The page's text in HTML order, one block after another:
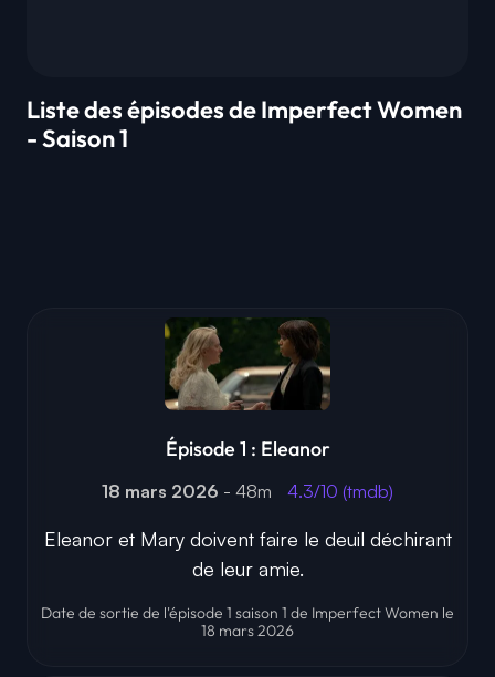
Liste des épisodes de Imperfect Women
- Saison 1
Épisode 1 : Eleanor
18 mars 2026 - 48m 4.3/10 (tmdb)
Eleanor et Mary doivent faire le deuil déchirant
de leur amie.
Date de sortie de l'épisode 1 saison 1 de Imperfect Women le
18 mars 2026